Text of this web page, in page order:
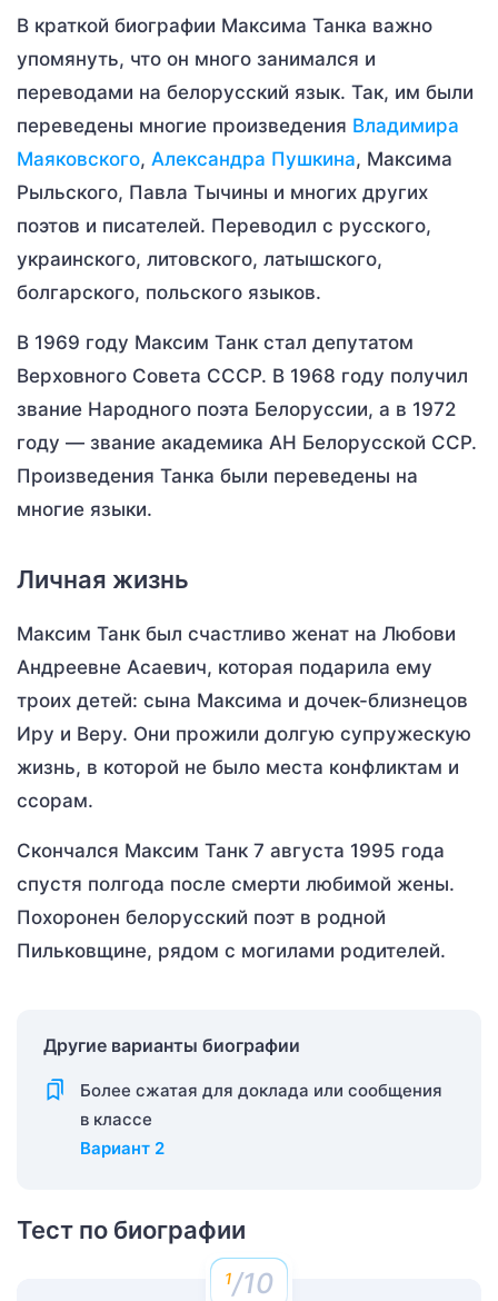
В краткой биографии Максима Танка важно
упомянуть, что он много занимался и
переводами на белорусский язык. Так, им были
переведены многие произведения Владимира
Маяковского, Александра Пушкина, Максима
Рыльского, Павла Тычины и многих других
поэтов и писателей. Переводил с русского,
украинского, литовского, латышского,
болгарского, польского языков.
В 1969 году Максим Танк стал депутатом
Верховного Совета СССР. В 1968 году получил
звание Народного поэта Белоруссии, а в 1972
году — звание академика АН Белорусской ССР.
Произведения Танка были переведены на
многие языки.
Личная жизнь
Максим Танк был счастливо женат на Любови
Андреевне Асаевич, которая подарила ему
троих детей: сына Максима и дочек-близнецов
Иру и Веру. Они прожили долгую супружескую
жизнь, в которой не было места конфликтам и
ссорам.
Скончался Максим Танк 7 августа 1995 года
спустя полгода после смерти любимой жены.
Похоронен белорусский поэт в родной
Пильковщине, рядом с могилами родителей.
Другие варианты биографии
Более сжатая для доклада или сообщения
в классе
Вариант 2
Тест по биографии
/10